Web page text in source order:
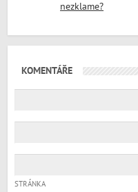
nezklame?
KOMENTÁŘE
STRÁNKA